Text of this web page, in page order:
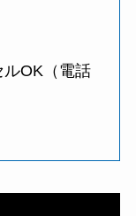
OK（電話